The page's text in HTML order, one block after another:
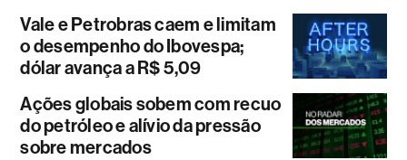
Vale e Petrobras caem e limitam
o desempenho do Ibovespa;
dólar avança a R$ 5,09
Ações globais sobem com recuo
do petróleo e alívio da pressão
sobre mercados